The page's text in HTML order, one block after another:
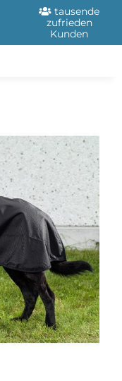
tausende
zufrieden
Kunden